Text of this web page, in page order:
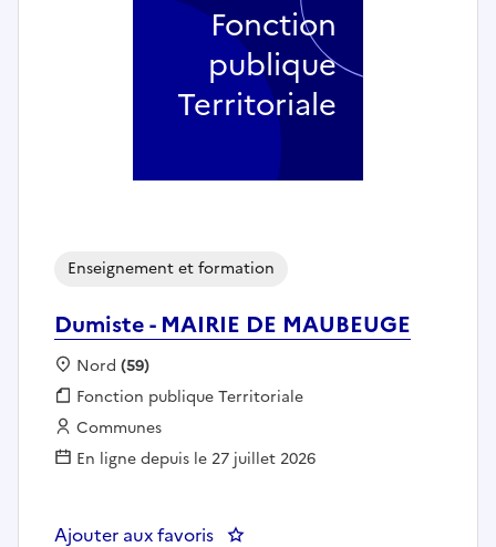
Dumiste - MAIRIE DE MAUBEUGE
Enseignement et formation
Localisation :
Nord (59)
Fonction publique :
Fonction publique Territoriale
Employeur :
Communes
En ligne depuis le 27 juillet 2026
Ajouter aux favoris : Dumiste - MAIRIE DE
Fonction
publique
Territoriale